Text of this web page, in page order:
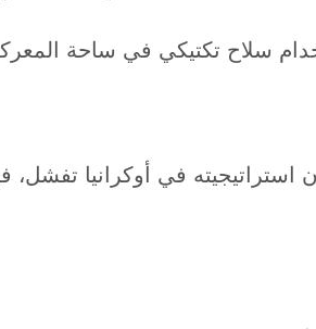
سلاح تكتيكي في ساحة
في أوكرانيا تفشل،